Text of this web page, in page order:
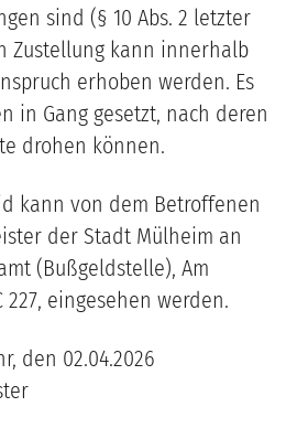
sind (§ 10 Abs. 2 letzter
Zustellung kann innerhalb
erhoben werden. Es
in Gang gesetzt, nach deren
drohen können.
kann von dem Betroffenen
der Stadt Mülheim an
(Bußgeldstelle), Am
227, eingesehen werden.
den 02.04.2026